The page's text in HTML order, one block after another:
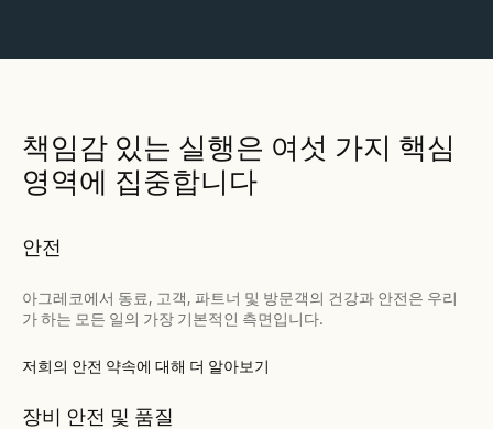
책임감 있는 실행은 여섯 가지 핵심
영역에 집중합니다
안전
아그레코에서 동료, 고객, 파트너 및 방문객의 건강과 안전은 우리
가 하는 모든 일의 가장 기본적인 측면입니다.
저희의 안전 약속에 대해 더 알아보기
장비 안전 및 품질